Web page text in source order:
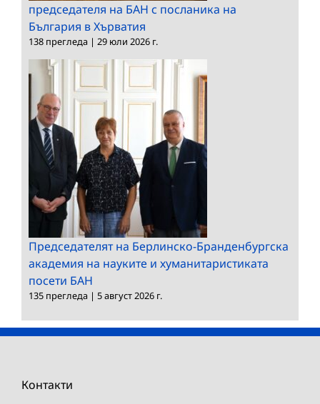
председателя на БАН с посланика на
България в Хърватия
138 прегледа | 29 юли 2026 г.
Председателят на Берлинско-Бранденбургска
академия на науките и хуманитаристиката
посети БАН
135 прегледа | 5 август 2026 г.
Контакти